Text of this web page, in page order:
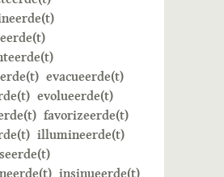
evacueerde(t)
evolueerde(t)
favorizeerde(t)
illumineerde(t)